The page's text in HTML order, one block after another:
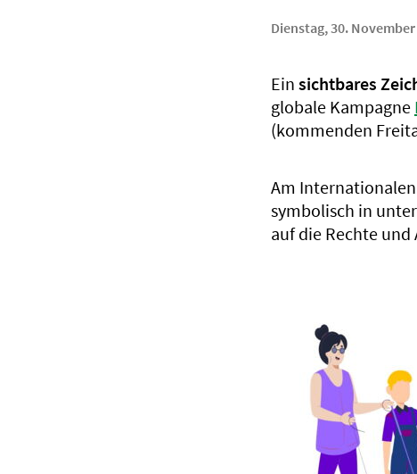
Dienstag, 30.
Ein sichtbares
globale Kampagne
(kommenden
Am
symbolisch in
auf die Rechte